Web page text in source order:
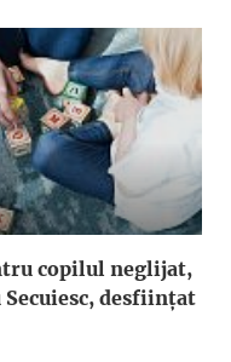
copilul neglijat,
desfiinţat